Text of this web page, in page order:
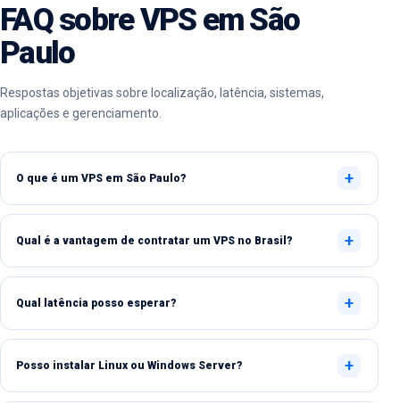
FAQ sobre VPS em São
Paulo
Respostas objetivas sobre localização, latência, sistemas,
aplicações e gerenciamento.
O que é um VPS em São Paulo?
Qual é a vantagem de contratar um VPS no Brasil?
Qual latência posso esperar?
Posso instalar Linux ou Windows Server?